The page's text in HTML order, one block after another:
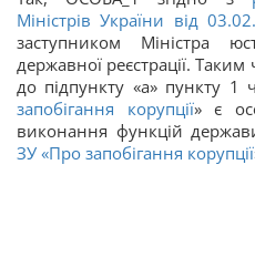
Міністрів України від
заступником Міністра
державної реєстрації.
до підпункту «а» пункту 1
запобігання корупції» є
виконання функцій
ЗУ «Про запобігання корупції